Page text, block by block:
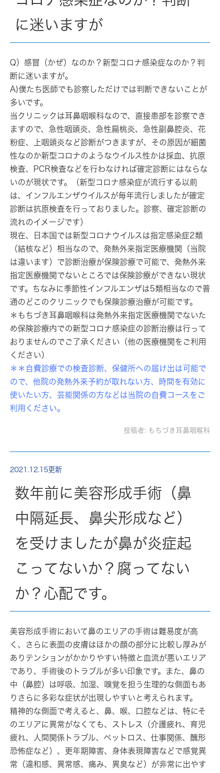
に迷いますが
Q）感冒（かぜ）なのか？新型コロナ感染症なのか？判
断に迷いますが。
A)僕たち医師でも診察しただけでは判断できないことが
多いです。
当クリニックは耳鼻咽喉科なので、直接患部を診察でき
ますので、急性咽頭炎、急性扁桃炎、急性副鼻腔炎、花
粉症、上咽頭炎など診断がつきますが、その原因が細菌
性なのか新型コロナのようなウイルス性かは採血、抗原
検査、PCR検査などを行わなければ確定診断にはならな
いのが現状です。（新型コロナ感染症が流行する以前
は、インフルエンザウイルスが毎年流行しましたが確定
診断は抗原検査を行っておりました。診察、確定診断の
流れのイメージです）
現在、日本国では新型コロナウイルスは指定感染症2類
（結核など）相当なので、発熱外来指定医療機関（当院
は違います）で診断治療が保険診療で可能で、発熱外来
指定医療機関でないところでは保険診療ができない現状
です。ちなみに季節性インフルエンザは5類相当なので普
通のどこのクリニックでも保険診療治療が可能です。
＊もちづき耳鼻咽喉科は発熱外来指定医療機関でないた
め保険診療内での新型コロナ感染症の診断治療は行って
おりませんのでご了承ください（他の医療機関をご利用
ください）
＊＊自費診療での検査診断、保健所への届け出は可能で
ので、他院の発熱外来予約が取れない方、時間を有効に
使いたい方、芸能関係の方などは当院の自費コースをご
利用ください。
投稿者: もちづき耳鼻咽喉科
2021.12.15更新
数年前に美容形成手術（鼻
中隔延長、鼻尖形成など）
を受けましたが鼻が炎症起
こってないか？腐ってない
か？心配です。
美容形成手術において鼻のエリアの手術は難易度が高
く、さらに表面の皮膚はほかの顔の部分に比較し厚みが
ありテンションがかかりやすい特徴と血流が悪いエリア
であり、手術後のトラブルが多い印象です。また、鼻の
中（鼻腔）は呼吸、加湿、嗅覚を担う生理的な側面もあ
りさらに多彩な症状が出現しやすいと考えられます。
精神的な側面で考えると、鼻、喉、口腔などは、特にそ
のエリアに異常がなくても、ストレス（介護疲れ、育児
疲れ、人間関係トラブル、ペットロス、仕事関係、醜形
恐怖症など）、更年期障害、身体表現障害などで感覚異
常（違和感、異常感、痛み、異臭など）が非常に出やす